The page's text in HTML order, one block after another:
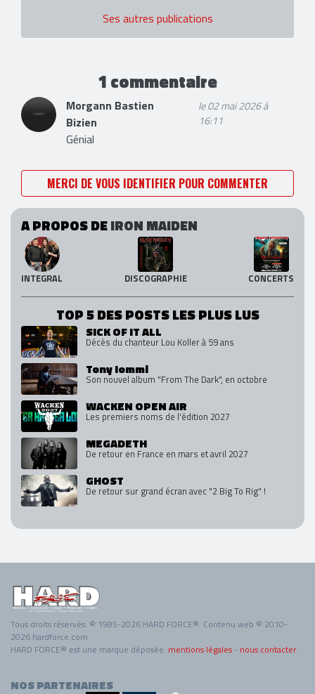
Ses autres publications
1 commentaire
Morgann Bastien
Bizien
le 02 mai 2026 à
16:11
Génial
MERCI DE VOUS IDENTIFIER POUR COMMENTER
A PROPOS DEIRON MAIDEN
INTEGRAL DISCOGRAPHIE CONCERTS
TOP 5 DES POSTS LES PLUS LUS
SICK OF IT ALL
Décès du chanteur Lou Koller à 59 ans
Tony Iommi
Son nouvel album "From The Dark", en octobre
WACKEN OPEN AIR
Les premiers noms de l'édition 2027
MEGADETH
De retour en France en mars et avril 2027
GHOST
De retour sur grand écran avec "2 Big To Rig" !
Tous droits réservés. © 1985-2026 HARD FORCE®. Contenu web © 2010-
2026 hardforce.com
HARD FORCE® est une marque déposée. mentions légales - nous contacter
NOS PARTENAIRES